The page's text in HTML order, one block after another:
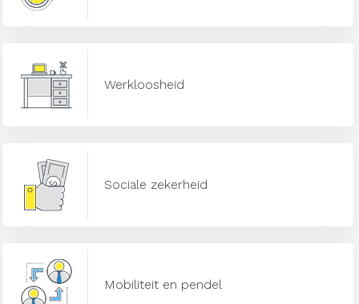
Werkloosheid
Sociale zekerheid
Mobiliteit en pendel